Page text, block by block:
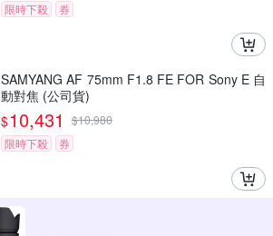
限時下殺
券
SAMYANG AF 75mm F1.8 FE FOR Sony E 自
動對焦 (公司貨)
$10,431 $10,980
限時下殺
券